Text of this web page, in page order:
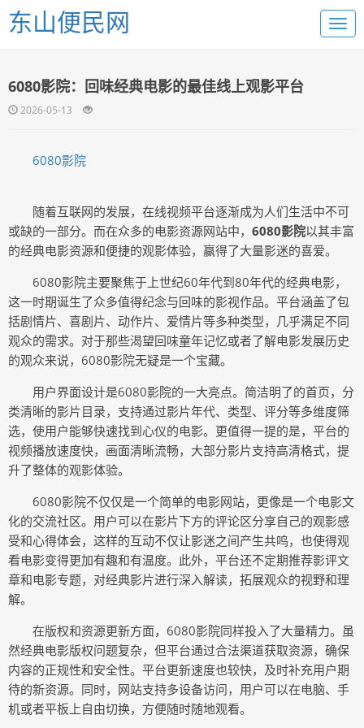
东山便民网
6080影院：回味经典电影的最佳线上观影平台
2026-05-13
6080影院
随着互联网的发展，在线视频平台逐渐成为人们生活中不可
或缺的一部分。而在众多的电影资源网站中， 6080影院以其丰富
的经典电影资源和便捷的观影体验，赢得了大量影迷的喜爱。
6080影院主要聚焦于上世纪60年代到80年代的经典电影，
这一时期诞生了众多值得纪念与回味的影视作品。平台涵盖了包
括剧情片、喜剧片、动作片、爱情片等多种类型，几乎满足不同
观众的需求。对于那些渴望回味童年记忆或者了解电影发展历史
的观众来说，6080影院无疑是一个宝藏。
用户界面设计是6080影院的一大亮点。简洁明了的首页，分
类清晰的影片目录，支持通过影片年代、类型、评分等多维度筛
选，使用户能够快速找到心仪的电影。更值得一提的是，平台的
视频播放速度快，画面清晰流畅，大部分影片支持高清格式，提
升了整体的观影体验。
6080影院不仅仅是一个简单的电影网站，更像是一个电影文
化的交流社区。用户可以在影片下方的评论区分享自己的观影感
受和心得体会，这样的互动不仅让影迷之间产生共鸣，也使得观
看电影变得更加有趣和有温度。此外，平台还不定期推荐影评文
章和电影专题，对经典影片进行深入解读，拓展观众的视野和理
解。
在版权和资源更新方面，6080影院同样投入了大量精力。虽
然经典电影版权问题复杂，但平台通过合法渠道获取资源，确保
内容的正规性和安全性。平台更新速度也较快，及时补充用户期
待的新资源。同时，网站支持多设备访问，用户可以在电脑、手
机或者平板上自由切换，方便随时随地观看。